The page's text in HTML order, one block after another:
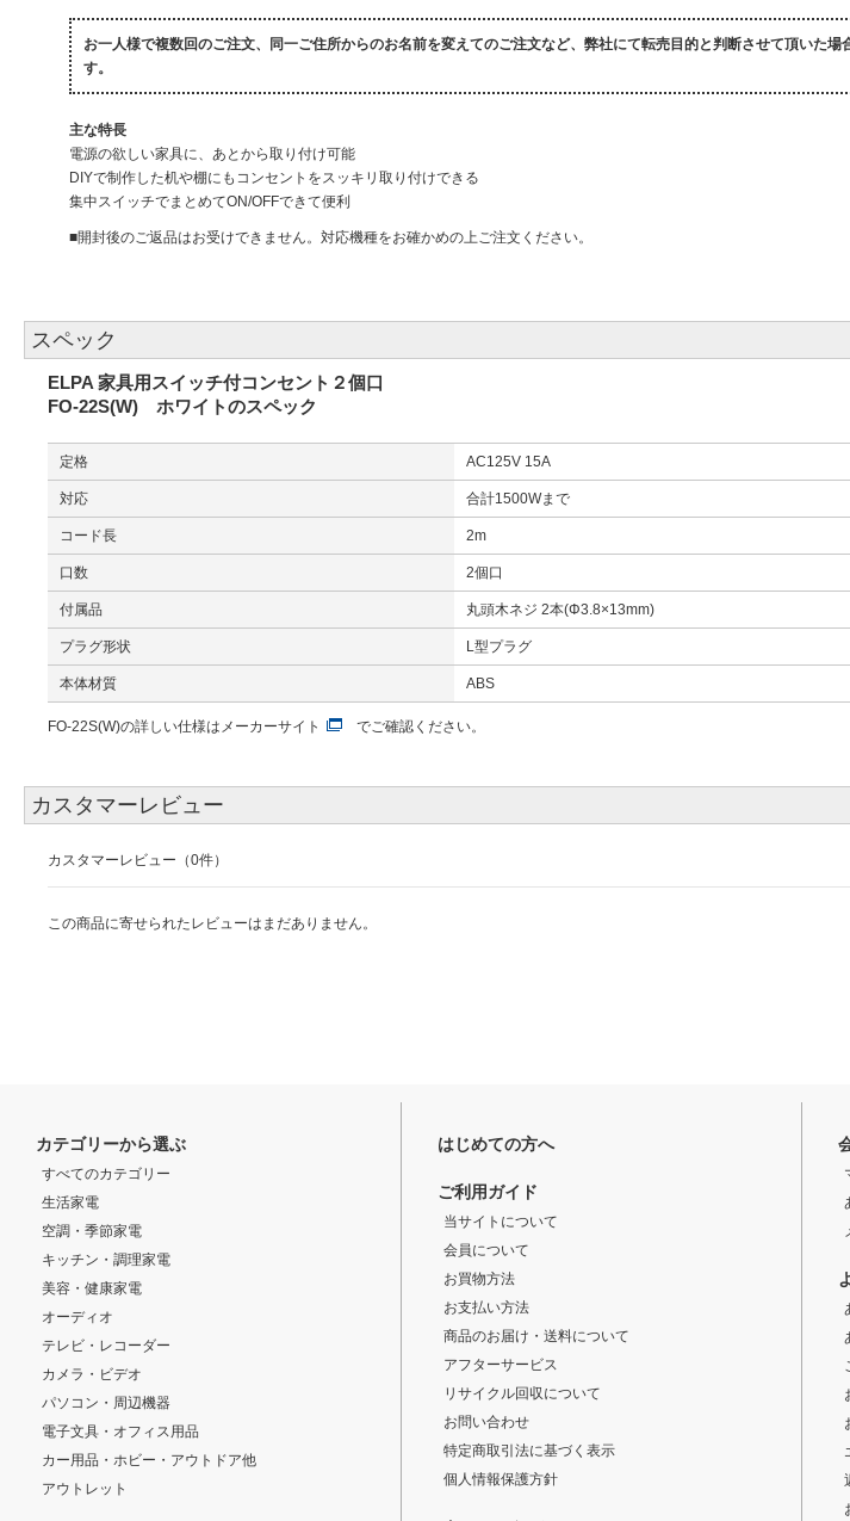
お一人様で複数回のご注文、同一ご住所からのお名前を変えてのご注文など、弊社にて転売目的と判断させて頂いた
す。
主な特長
電源の欲しい家具に、あとから取り付け可能
DIYで制作した机や棚にもコンセントをスッキリ取り付けできる
集中スイッチでまとめてON/OFFできて便利
■開封後のご返品はお受けできません。対応機種をお確かめの上ご注文ください。
スペック
ELPA 家具用スイッチ付コンセント２個口
FO-22S(W) ホワイトのスペック
定格 AC125V 15A
対応 合計1500Wまで
コード長 2m
口数 2個口
付属品 丸頭木ネジ 2本(Φ3.8×13mm)
プラグ形状 L型プラグ
本体材質 ABS
FO-22S(W)の詳しい仕様は メーカーサイト でご確認ください。
カスタマーレビュー
カスタマーレビュー（0件）
この商品に寄せられたレビューはまだありません。
カテゴリーから選ぶ
すべてのカテゴリー
生活家電
空調・季節家電
キッチン・調理家電
美容・健康家電
オーディオ
テレビ・レコーダー
カメラ・ビデオ
パソコン・周辺機器
電子文具・オフィス用品
カー用品・ホビー・アウトドア他
アウトレット
はじめての方へ
ご利用ガイド
当サイトについて
会員について
お買物方法
お支払い方法
商品のお届け・送料について
アフターサービス
リサイクル回収について
お問い合わせ
特定商取引法に基づく表示
個人情報保護方針